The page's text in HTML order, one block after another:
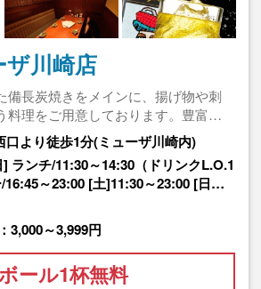
川崎店
備長炭焼きをメインに、揚げ物や刺
料理をご用意しております。豊富…
口より徒歩1分(ミューザ川崎内)
ランチ/11:30～14:30（ドリンクL.O.1
16:45～23:00 [土]11:30～23:00 [日…
3,000～3,999円
ール1杯無料